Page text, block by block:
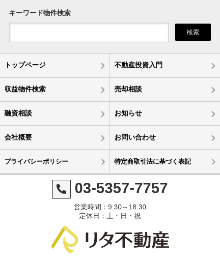
キーワード物件検索
検索
トップページ 不動産投資入門
収益物件検索 売却相談
融資相談 お知らせ
会社概要 お問い合わせ
プライバシーポリシー 特定商取引法に基づく表記
03-5357-7757
営業時間：9:30～18:30
定休日：土・日・祝